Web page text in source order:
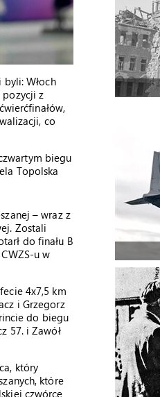
Włoch
pozycji z
co
biegu
Topolska
– wraz z
Zostali
do finału B
u w
4x7,5 km
i Grzegorz
do biegu
57. i Zawół
który
które
czwórce